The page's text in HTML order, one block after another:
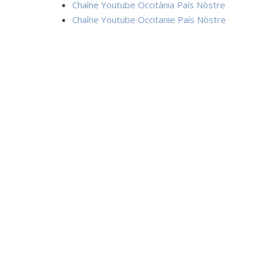
Chaîne Youtube Occitània País Nòstre
Chaîne Youtube Occitanie País Nòstre